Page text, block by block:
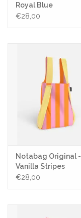
Royal Blue
€28,00
Notabag Original -
Vanilla Stripes
€28,00